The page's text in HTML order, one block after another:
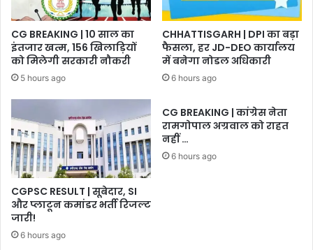
CG BREAKING | 10 साल का
इंतजार खत्म, 156 खिलाड़ियों
को मिलेगी सरकारी नौकरी
5 hours ago
CHHATTISGARH | DPI का बड़ा
फैसला, हर JD-DEO कार्यालय
में बनेगा नोडल अधिकारी
6 hours ago
CGPSC RESULT | सूबेदार, SI
और प्लाटून कमांडर भर्ती रिजल्ट
जारी!
6 hours ago
CG BREAKING | कांग्रेस नेता
रामगोपाल अग्रवाल को राहत
नहीं …
6 hours ago